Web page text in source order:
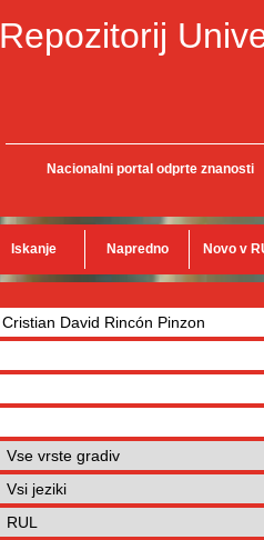
Repozitorij
Nacionalni portal odprte znanosti
Iskanje Napredno Novo v